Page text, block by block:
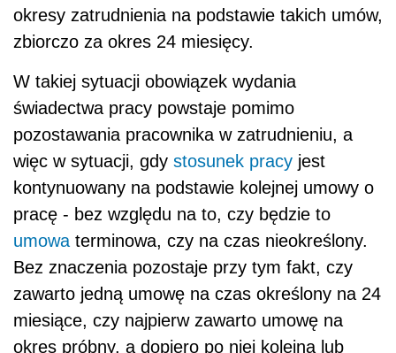
okresy zatrudnienia na podstawie takich umów,
zbiorczo za okres 24 miesięcy.
W takiej sytuacji obowiązek wydania
świadectwa pracy powstaje pomimo
pozostawania pracownika w zatrudnieniu, a
więc w sytuacji, gdy stosunek pracy jest
kontynuowany na podstawie kolejnej umowy o
pracę - bez względu na to, czy będzie to
umowa terminowa, czy na czas nieokreślony.
Bez znaczenia pozostaje przy tym fakt, czy
zawarto jedną umowę na czas określony na 24
miesiące, czy najpierw zawarto umowę na
okres próbny, a dopiero po niej kolejną lub